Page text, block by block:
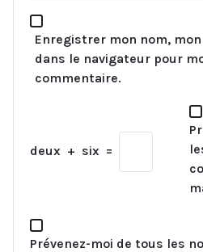
Enregistrer mon nom,
dans le navigateur pour
commentaire.
deux + six =
Prévenez-moi de tous les